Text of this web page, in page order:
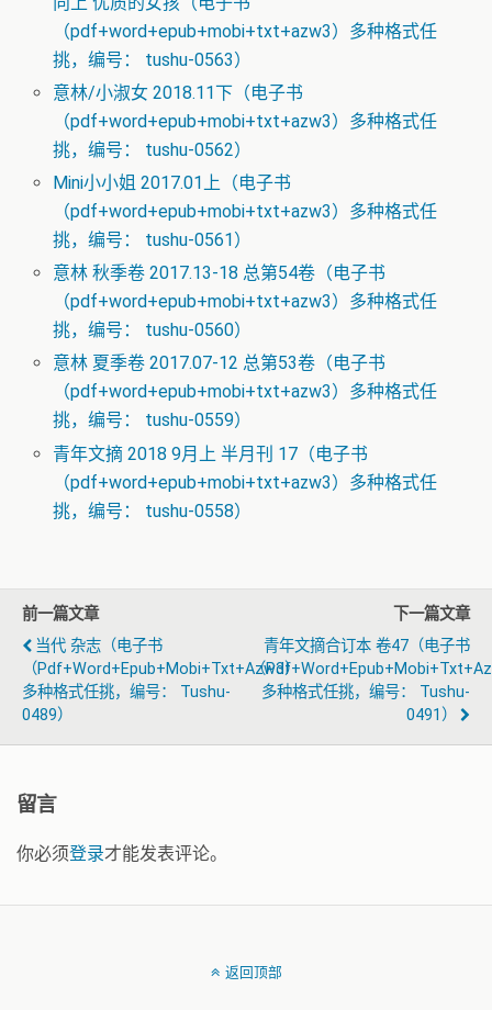
（pdf+word+epub+mobi+txt+azw3）多种格式任
挑，编号： tushu-0563）
意林/小淑女 2018.11下（电子书
（pdf+word+epub+mobi+txt+azw3）多种格式任
挑，编号： tushu-0562）
Mini小小姐 2017.01上（电子书
（pdf+word+epub+mobi+txt+azw3）多种格式任
挑，编号： tushu-0561）
意林 秋季卷 2017.13-18 总第54卷（电子书
（pdf+word+epub+mobi+txt+azw3）多种格式任
挑，编号： tushu-0560）
意林 夏季卷 2017.07-12 总第53卷（电子书
（pdf+word+epub+mobi+txt+azw3）多种格式任
挑，编号： tushu-0559）
青年文摘 2018 9月上 半月刊 17（电子书
（pdf+word+epub+mobi+txt+azw3）多种格式任
挑，编号： tushu-0558）
前一篇文章
当代 杂志（电子书
（pdf+word+epub+mobi+txt+azw3）
多种格式任挑，编号： Tushu-
0489）
下一篇文章
青年文摘合订本 卷47（电子书
（
多种格式任挑，编号： Tushu-
0491）
留言
你必须登录才能发表评论。
返回顶部